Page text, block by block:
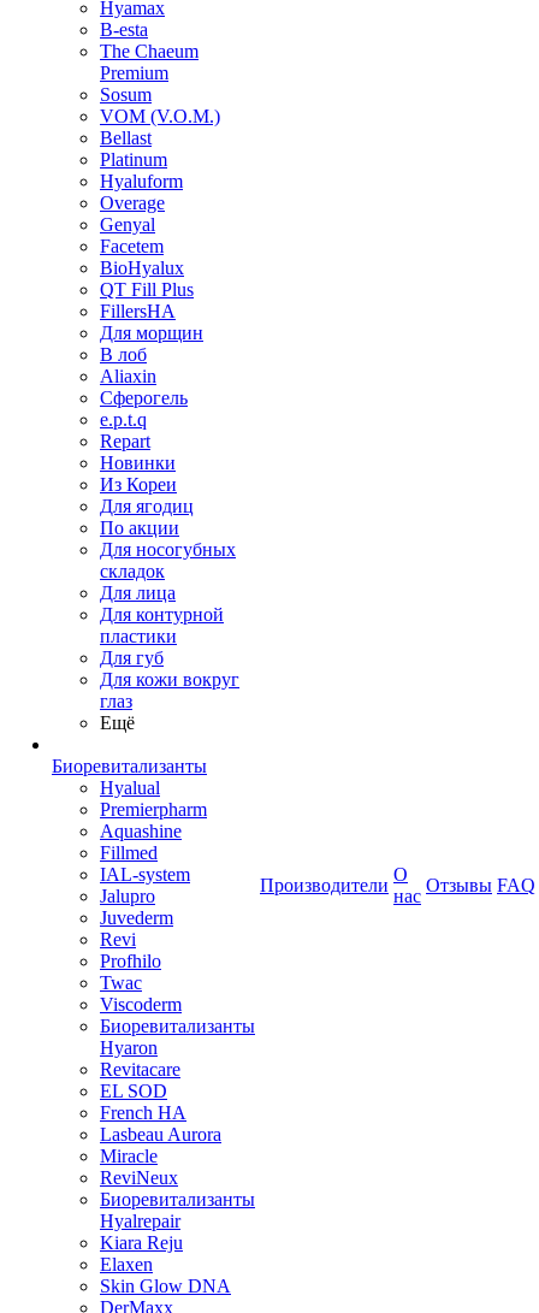
Hyamax
B-esta
The Chaeum
Premium
Sosum
VOM (V.O.M.)
Bellast
Platinum
Hyaluform
Overage
Genyal
Facetem
BioHyalux
QT Fill Plus
FillersHA
Для морщин
В лоб
Aliaxin
Сферогель
e.p.t.q
Repart
Новинки
Из Кореи
Для ягодиц
По акции
Для носогубных
складок
Для лица
Для контурной
пластики
Для губ
Для кожи вокруг
глаз
Ещё
Биоревитализанты
Hyalual
Premierpharm
Aquashine
Fillmed
IAL-system
Jalupro
Juvederm
Revi
Profhilo
Twac
Viscoderm
Биоревитализанты
Hyaron
Revitacare
EL SOD
French HA
Lasbeau Aurora
Miracle
ReviNeux
Биоревитализанты
Hyalrepair
Kiara Reju
Elaxen
Skin Glow DNA
DerMaxx
Производители
О
нас
Отзывы FAQ